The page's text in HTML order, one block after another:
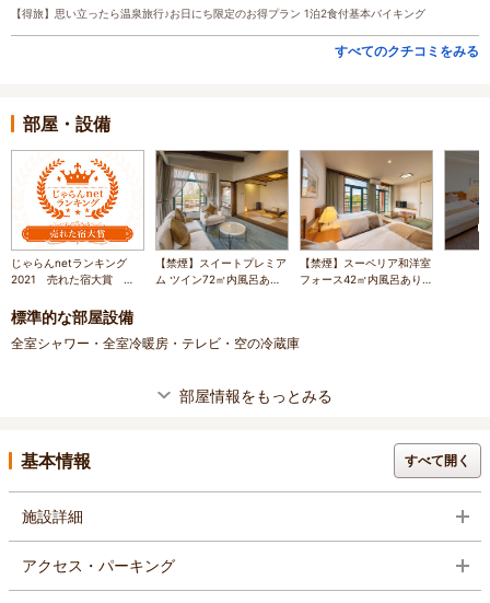
【得旅】思い立ったら温泉旅行♪お日にち限定のお得プラン 1泊2食付基本バイキング
すべてのクチコミをみる
部屋・設備
じゃらんnetランキング
2021 売れた宿大賞 長
位
【禁煙】スイートプレミア
ム ツイン72㎡内風呂あり
【禁煙】スーペリア和洋室
フォース42㎡内風呂あり※
標準的な部屋設備
全室シャワー・全室冷暖房・テレビ・空の冷蔵庫
部屋情報をもっとみる
基本情報 すべて開く
施設詳細
アクセス・パーキング